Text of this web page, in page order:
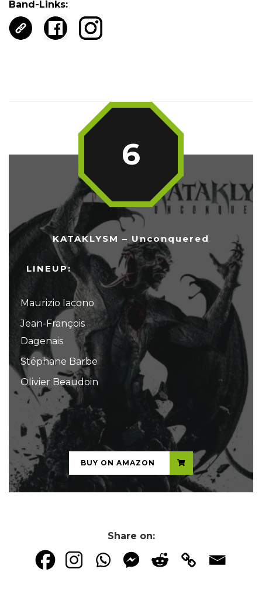
Band-Links:
KATAKLYSM – Unconquered
LINEUP:
Maurizio Iacono
Jean-François
Dagenais
Stéphane Barbe
Olivier Beaudoin
6
...
BUY ON AMAZON
Share on: